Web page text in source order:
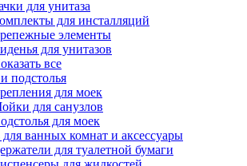
для унитаза
для инсталляций
элементы
для унитазов
все
подстолья
для моек
для санузлов
для моек
ванных комнат и аксессуары
для туалетной бумаги